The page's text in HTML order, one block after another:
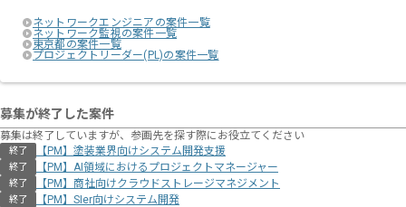
ネットワークエンジニアの案件一覧
ネットワーク監視の案件一覧
東京都の案件一覧
プロジェクトリーダー(PL)の案件一覧
募集が終了した案件
募集は終了していますが、参画先を探す際にお役立てください
終了 【PM】塗装業界向けシステム開発支援
終了 【PM】AI領域におけるプロジェクトマネージャー
終了 【PM】商社向けクラウドストレージマネジメント
終了 【PM】SIer向けシステム開発